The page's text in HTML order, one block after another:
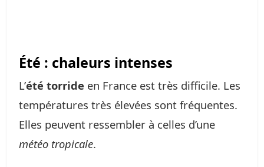
Été : chaleurs intenses
L’été torride en France est très difficile. Les
températures très élevées sont fréquentes.
Elles peuvent ressembler à celles d’une
météo tropicale.